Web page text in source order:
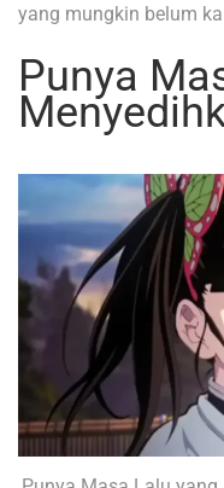
yang mungkin belum
Punya